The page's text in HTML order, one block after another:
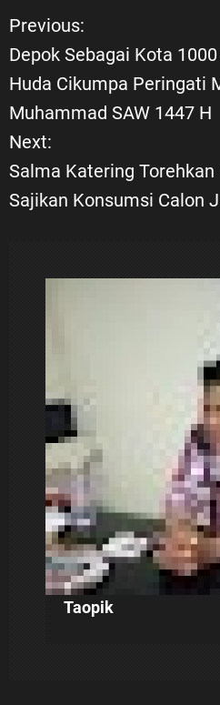
N
a
v
i
g
Previous:
Depok Sebagai Kota
Huda Cikumpa Peringati
Muhammad SAW 1447 H
Next:
Salma Katering
Sajikan Konsumsi Calon
Taopik